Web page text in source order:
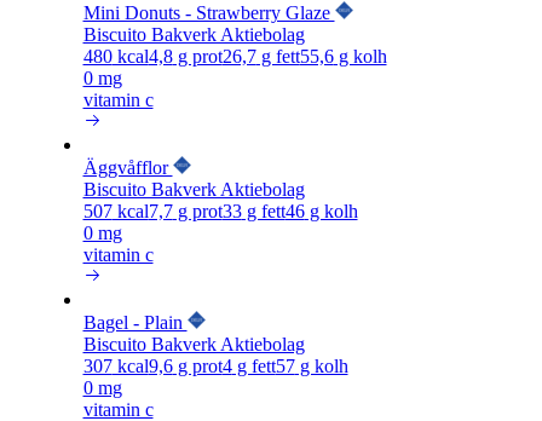
Mini Donuts - Strawberry Glaze
Biscuito Bakverk Aktiebolag
480kcal4,8g prot26,7g fett55,6g kolh
0 mg
vitamin c
Äggvåfflor
Biscuito Bakverk Aktiebolag
507kcal7,7g prot33g fett46g kolh
0 mg
vitamin c
Bagel - Plain
Biscuito Bakverk Aktiebolag
307kcal9,6g prot4g fett57g kolh
0 mg
vitamin c